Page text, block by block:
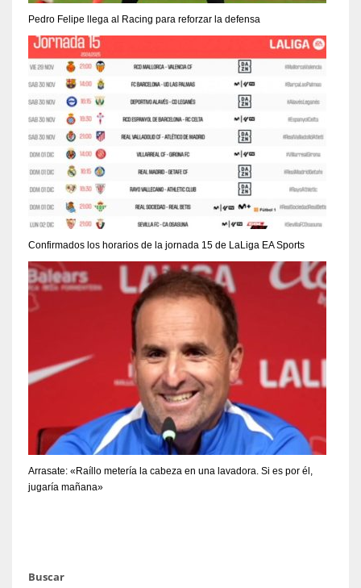
Pedro Felipe llega al Racing para reforzar la defensa
Confirmados los horarios de la jornada 15 de LaLiga EA Sports
Arrasate: «Raíllo metería la cabeza en una lavadora. Si es por él,
jugaría mañana»
Buscar